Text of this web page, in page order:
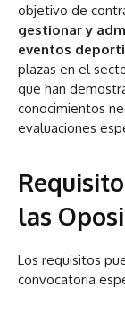
objetivo de
gestionar y
eventos
plazas en el
que han
conocimientos
evaluaciones
las
Los requisitos
convocatoria